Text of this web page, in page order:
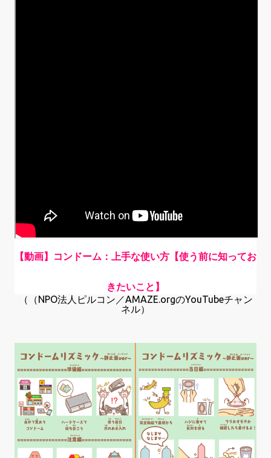
【動画】コンドーム：上手な使い方【使う前に知ってお
きたいこと】
（（NPO法人ピルコン／AMAZE.orgのYouTubeチャン
ネル）